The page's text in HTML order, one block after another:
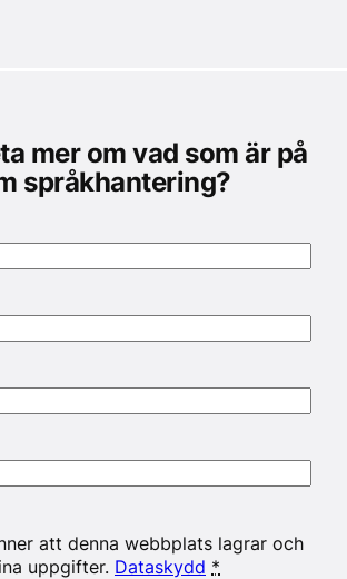
mer om vad som är på
språkhantering?
att denna webbplats lagrar och
uppgifter. Dataskydd *